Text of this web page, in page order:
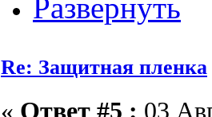
Re: Защитная пленка
« Ответ #5 : 03